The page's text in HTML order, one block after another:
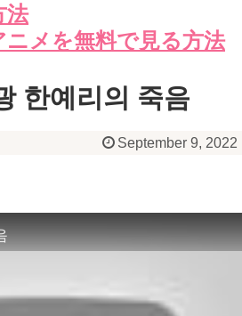
法
メを無料で見る方法
한예리의 죽음
September 9, 2022